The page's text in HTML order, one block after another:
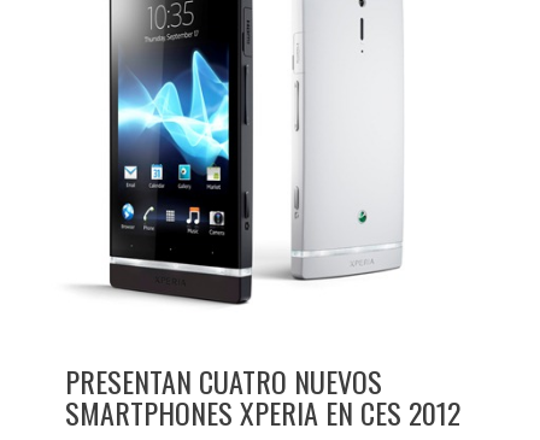
PRESENTAN CUATRO NUEVOS
SMARTPHONES XPERIA EN CES 2012